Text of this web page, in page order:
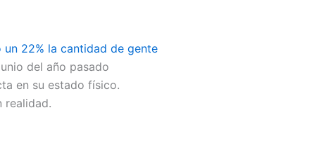
un 22% la cantidad de gente
del año pasado
en su estado físico.
realidad.